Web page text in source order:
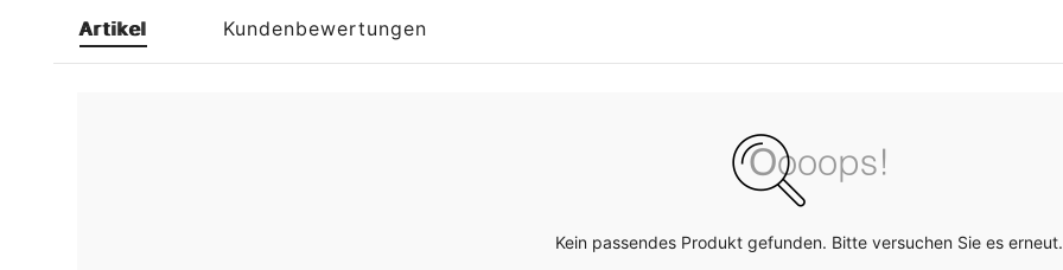
Artikel Kundenbewertungen
Kein passendes Produkt gefunden. Bitte versuchen Sie es erneut.